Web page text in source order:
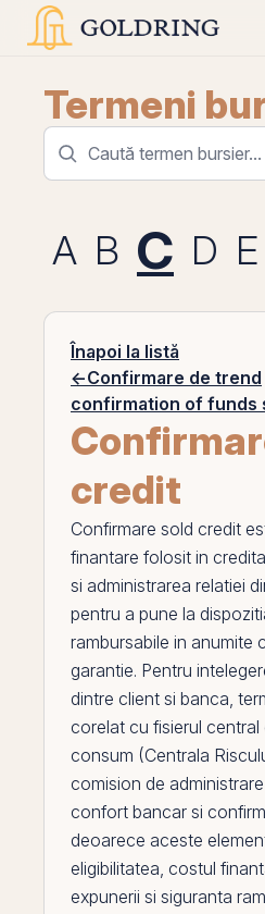
Termeni
A B C D E
Înapoi la listă
←Confirmare de trend
confirmation of funds
credit
Confirmare sold credit
finantare folosit in
si administrarea relatiei
pentru a pune la
rambursabile in anumite
garantie. Pentru
dintre client si banca,
corelat cu fisierul
consum (Centrala
comision de
confort bancar si
deoarece aceste
eligibilitatea, costul
expunerii si siguranta